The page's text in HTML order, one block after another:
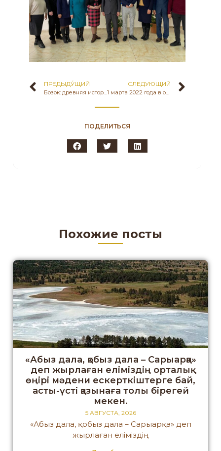
ПРЕДЫДУ́ЩИЙ
Бозок: древняя история с продолжением
СЛЕДУЮЩИЙ
1 марта 2022 года в офисе Государственного историко-культурного музея-заповедника «Бозок» МКС РК прошел круглый стол по теме: «Отаным болған қазақ жеріне алғыс айтамын!», посвященный Дню благодарности – «Алғыс айту күні» с участием преподавателей кафедры «Археология» ЕНУ имени Л. Гумилева и обучающихся организаций образования столицы.
ПОДЕЛИТЬСЯ
Похожие посты
«Абыз дала, қобыз дала – Сарыарқа»
деп жырлаған еліміздің орталық
өңірі мәдени ескерткіштерге бай,
асты-үсті қазынаға толы бірегей
мекен.
5 АВГУСТА, 2026
«Абыз дала, қобыз дала – Сарыарқа» деп
жырлаған еліміздің